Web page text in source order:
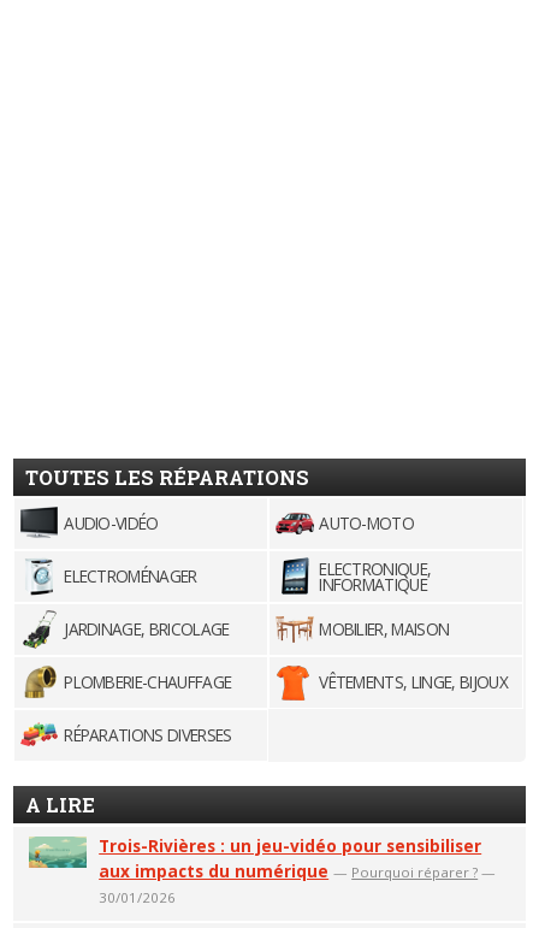
TOUTES LES RÉPARATIONS
AUDIO-VIDÉO AUTO-MOTO
ELECTROMÉNAGER ELECTRONIQUE,
INFORMATIQUE
JARDINAGE, BRICOLAGE
MOBILIER, MAISON
PLOMBERIE-CHAUFFAGE VÊTEMENTS, LINGE, BIJOUX
RÉPARATIONS DIVERSES
A LIRE
Trois-Rivières : un jeu-vidéo pour sensibiliser
aux impacts du numérique — Pourquoi réparer ? —
30/01/2026